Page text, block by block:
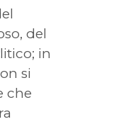
del
in
si
che